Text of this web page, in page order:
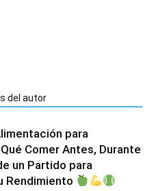
del autor
para
Comer Antes, Durante
un Partido para
Rendimiento